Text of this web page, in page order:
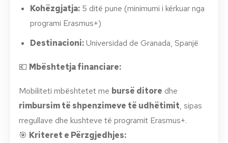
Kohëzgjatja: 5 ditë pune (minimumi i kërkuar nga
programi Erasmus+)
Destinacioni:Universidad de Granada, Spanjë
💶 Mbështetja financiare:
Mobiliteti mbështetet me bursë ditore dhe
rimbursim të shpenzimeve të udhëtimit, sipas
rregullave dhe kushteve të programit Erasmus+.
🎯 Kriteret e Përzgjedhjes: